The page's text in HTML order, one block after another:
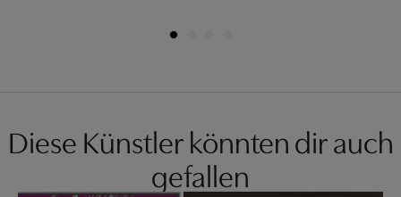
Diese Künstler könnten dir auch
gefallen